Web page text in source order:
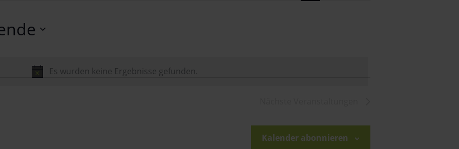
Hinweis
Es wurden keine Ergebnisse gefunden.
Kalender abonnieren